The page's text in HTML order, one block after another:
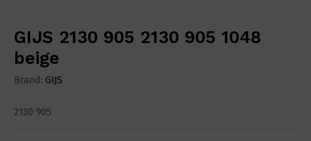
GIJS 2130 905 2130 905 1048
beige
Brand: GIJS
2130 905